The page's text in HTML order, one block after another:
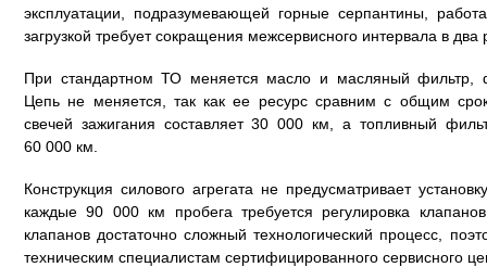
эксплуатации, подразумевающей горные серпантины,
загрузкой требует сокращения межсервисного интервала в два
При стандартном ТО меняется масло и масляный фильтр,
Цепь не меняется, так как ее ресурс сравним с общим
свечей зажигания составляет 30 000 км, а топливный
60 000 км.
Конструкция силового агрегата не предусматривает
каждые 90 000 км пробега требуется регулировка
клапанов достаточно сложный технологический процесс,
техническим специалистам сертифицированного сервисного